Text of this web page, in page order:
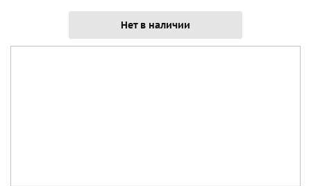
Нет в наличии